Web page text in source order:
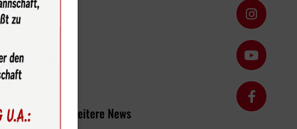
Weitere News